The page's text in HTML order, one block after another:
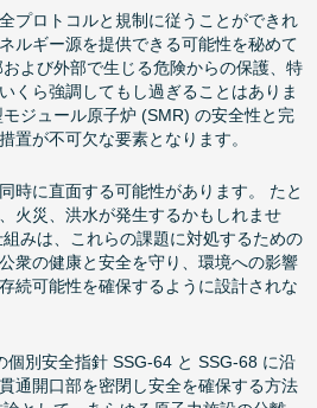
プロトコルと規制に従うことができれ
ルギー源を提供できる可能性を秘めて
よび外部で生じる危険からの保護、特
くら強調してもし過ぎることはありま
ジュール原子炉 (SMR) の安全性と完
置が不可欠な要素となります。
時に直面する可能性があります。 たと
火災、洪水が発生するかもしれませ
みは、これらの課題に対処するための
衆の健康と安全を守り、環境への影響
続可能性を確保するように設計されな
個別安全指針 SSG-64 と SSG-68 に沿
通開口部を密閉し安全を確保する方法